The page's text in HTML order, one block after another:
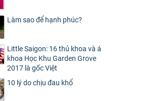
Làm sao để hạnh phúc?
Little Saigon: 16 thủ khoa và á
khoa Học Khu Garden Grove
2017 là gốc Việt
10 lý do chịu đau khổ